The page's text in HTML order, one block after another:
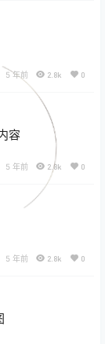
5 年前 2.8k 0
容
5 年前 2.8k 0
5 年前 2.8k 0